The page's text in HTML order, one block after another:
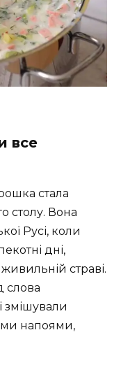
все
стала
столу. Вона
Русі, коли
дні,
страві.
слова
змішували
напоями,